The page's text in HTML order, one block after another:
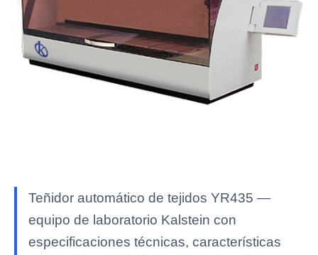
Teñidor automático de tejidos YR435 —
equipo de laboratorio Kalstein con
especificaciones técnicas, características